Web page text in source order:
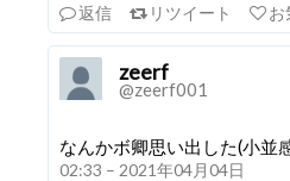
返信
リツイート お
zeerf
@zeerf001
なんかボ卿思い出した(小並
02:33 – 2021年04月04日